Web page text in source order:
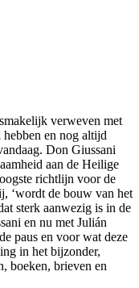
verweven met
hebben en nog altijd
Don Giussani
aan de Heilige
richtlijn voor de
‘wordt de bouw van het
sterk aanwezig is in de
en nu met Julián
paus en voor wat deze
in het bijzonder,
boeken, brieven en